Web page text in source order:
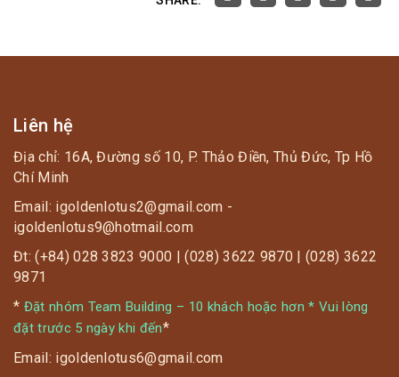
Liên hệ
Địa chỉ: 16A, Đường số 10, P. Thảo Điền, Thủ Đức, Tp Hồ
Chí Minh
Email: igoldenlotus2@gmail.com -
igoldenlotus9@hotmail.com
Đt: (+84) 028 3823 9000 | (028) 3622 9870 | (028) 3622
9871
* Đặt nhóm Team Building – 10 khách hoặc hơn * Vui lòng
đặt trước 5 ngày khi đến*
Email: igoldenlotus6@gmail.com